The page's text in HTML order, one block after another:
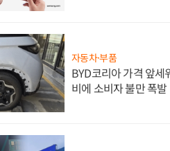
자동차·부품
BYD코리아 가격 앞세
비에 소비자 불만 폭발